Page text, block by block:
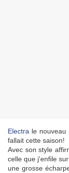
Electra le nouveau
fallait cette saison!
Avec son style
celle que j'enfile
une grosse